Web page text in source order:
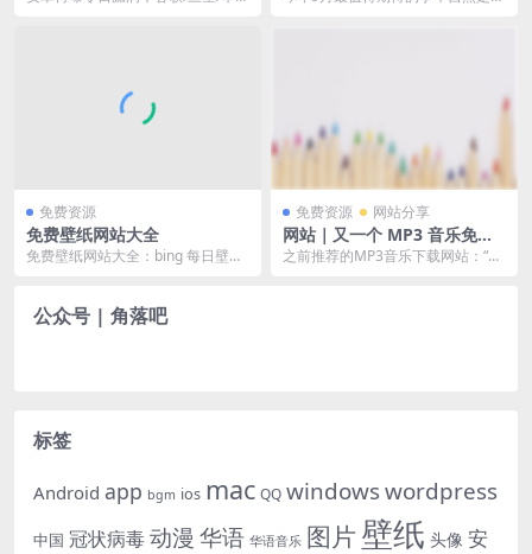
免费资源
免费壁纸网站大全
免费壁纸网站大全：bing 每日壁
免费资源 网站分享
网站｜又一个 MP3 音乐免费
下载网站——铜钟
之前推荐的MP3音乐下载网站：“怎
公众号 | 角落吧
标签
Android app bgm ios mac QQ windowswordpress
中国 冠状病毒动漫 华语 华语音乐 图片 壁纸 头像 安